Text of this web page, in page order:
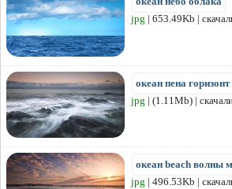
jpg | 653.49Kb |
океан пена горизонт
jpg | (1.11Mb) |
океан beach волны
jpg | 496.53Kb |